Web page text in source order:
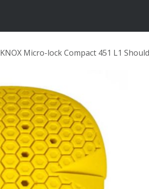
KNOX Micro-lock Compact 451 L1